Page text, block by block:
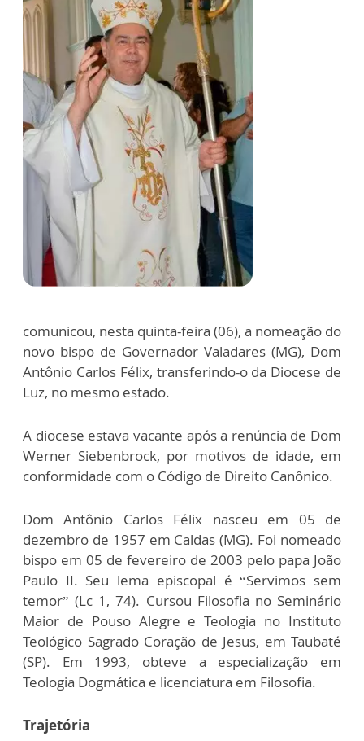
comunicou, nesta quinta-feira (06), a nomeação do
novo bispo de Governador Valadares (MG), Dom
Antônio Carlos Félix, transferindo-o da Diocese de
Luz, no mesmo estado.
A diocese estava vacante após a renúncia de Dom
Werner Siebenbrock, por motivos de idade, em
conformidade com o Código de Direito Canônico.
Dom Antônio Carlos Félix nasceu em 05 de
dezembro de 1957 em Caldas (MG). Foi nomeado
bispo em 05 de fevereiro de 2003 pelo papa João
Paulo II. Seu lema episcopal é “Servimos sem
temor” (Lc 1, 74). Cursou Filosofia no Seminário
Maior de Pouso Alegre e Teologia no Instituto
Teológico Sagrado Coração de Jesus, em Taubaté
(SP). Em 1993, obteve a especialização em
Teologia Dogmática e licenciatura em Filosofia.
Trajetória